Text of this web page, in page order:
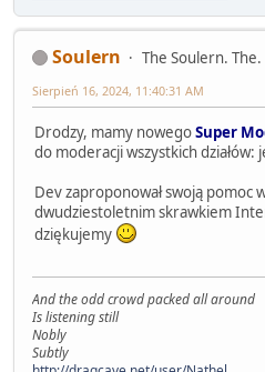
Soulern The Soulern. The.
Sierpień 16, 2024, 11:40:31 AM
Drodzy, mamy nowegoSuper
do moderacji wszystkich działów:
Dev zaproponował swoją pomoc
dwudziestoletnim skrawkiem
dziękujemy
And the odd crowd packed all around
Is listening still
Nobly
Subtly